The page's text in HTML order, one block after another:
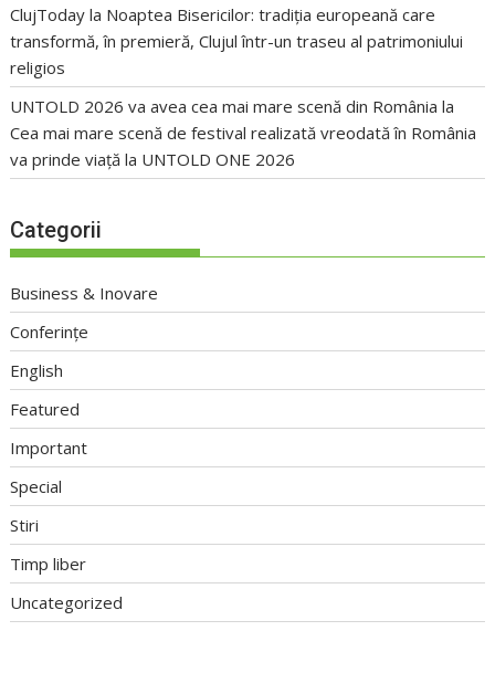
ClujToday la Noaptea Bisericilor: tradiția europeană care
transformă, în premieră, Clujul într-un traseu al patrimoniului
religios
UNTOLD 2026 va avea cea mai mare scenă din România la
Cea mai mare scenă de festival realizată vreodată în România
va prinde viață la UNTOLD ONE 2026
Categorii
Business & Inovare
Conferințe
English
Featured
Important
Special
Stiri
Timp liber
Uncategorized